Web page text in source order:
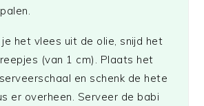
het vlees uit de olie, snijd het
(van 1 cm). Plaats het
en schenk de hete
er overheen. Serveer de babi